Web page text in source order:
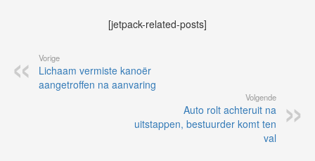
[jetpack-related-posts]
Vorige
Lichaam vermiste kanoër
aangetroffen na aanvaring
Volgende
Auto rolt achteruit na
uitstappen, bestuurder komt ten
val